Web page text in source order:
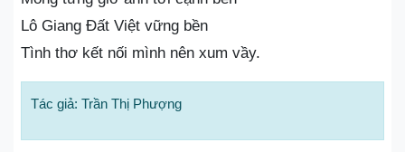
Lô Giang Đất Việt vững bền
Tình thơ kết nối mình nên xum vầy.
Tác giả: Trần Thị Phượng